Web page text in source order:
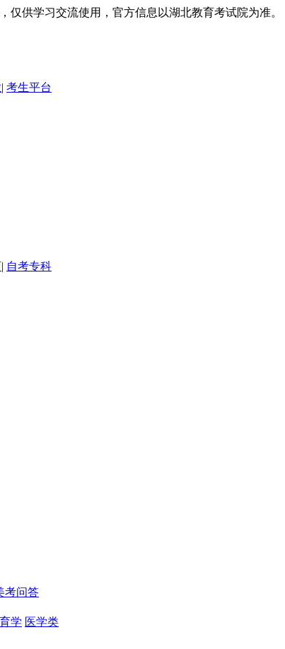
供学习交流使用，官方信息以湖北教育考试院为准。
| 考生平台
| 自考专科
考问答
学 医学类